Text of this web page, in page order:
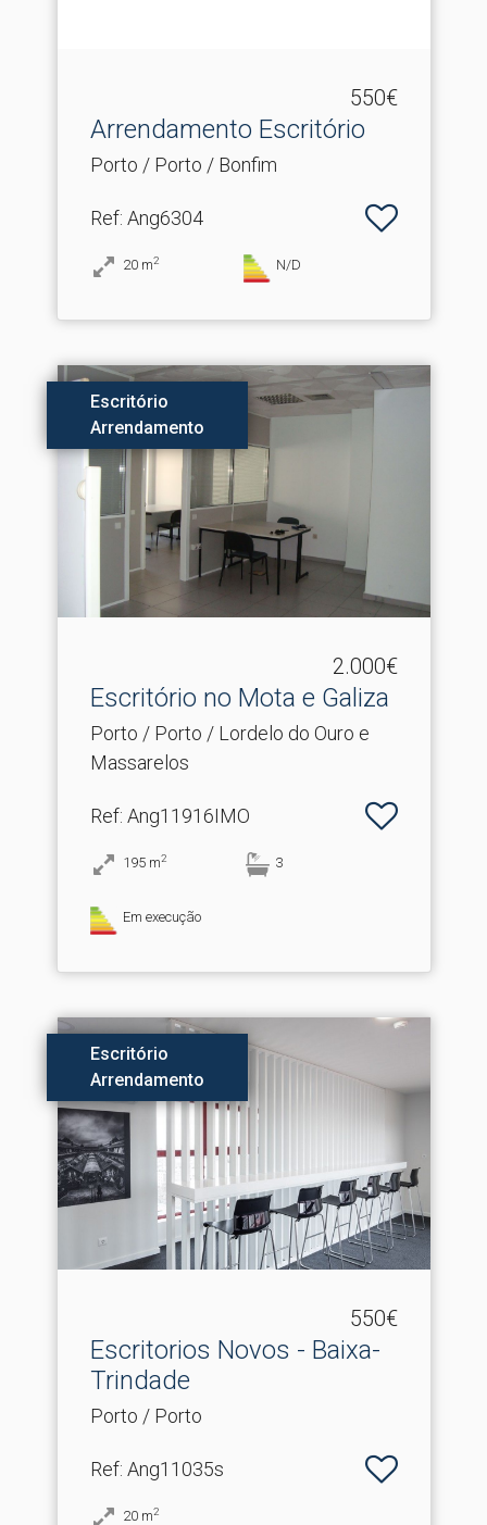
550€
Arrendamento Escritório
Porto / Porto / Bonfim
Ref: Ang6304
20 m2 N/D
Escritório
Arrendamento
2.000€
Escritório no Mota e Galiza
Porto / Porto / Lordelo do Ouro e
Massarelos
Ref: Ang11916IMO
195 m2 3
Em execução
Escritório
Arrendamento
550€
Escritorios Novos - Baixa-
Trindade
Porto / Porto
Ref: Ang11035s
20 m2